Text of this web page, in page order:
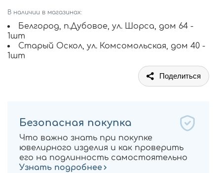
В наличии в магазинах:
Белгород, п.Дубовое, ул. Шорса, дом 64 -
1шт
Старый Оскол, ул. Комсомольская, дом 40 -
1шт
Поделиться
Безопасная покупка
Что важно знать при покупке
ювелирного изделия и как проверить
его на подлинность самостоятельно
Узнать подробнее